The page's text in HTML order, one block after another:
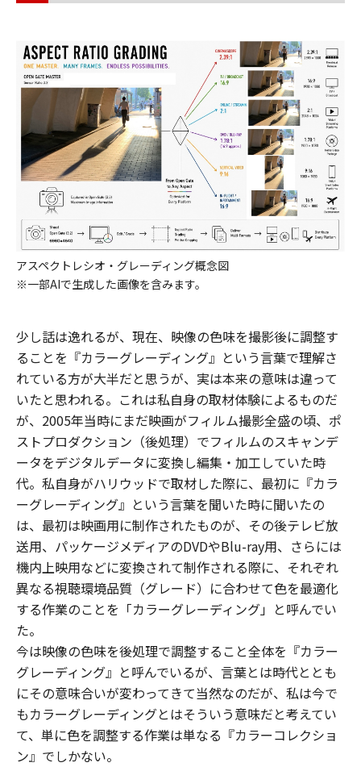
アスペクトレシオ・グレーディング概念図
※一部AIで生成した画像を含みます。
少し話は逸れるが、現在、映像の色味を撮影後に調整す
ることを『カラーグレーディング』という言葉で理解さ
れている方が大半だと思うが、実は本来の意味は違って
いたと思われる。これは私自身の取材体験によるものだ
が、2005年当時にまだ映画がフィルム撮影全盛の頃、ポ
ストプロダクション（後処理）でフィルムのスキャンデ
ータをデジタルデータに変換し編集・加工していた時
代。私自身がハリウッドで取材した際に、最初に『カラ
ーグレーディング』という言葉を聞いた時に聞いたの
は、最初は映画用に制作されたものが、その後テレビ放
送用、パッケージメディアのDVDやBlu-ray用、さらには
機内上映用などに変換されて制作される際に、それぞれ
異なる視聴環境品質（グレード）に合わせて色を最適化
する作業のことを「カラーグレーディング」と呼んでい
た。
今は映像の色味を後処理で調整すること全体を『カラー
グレーディング』と呼んでいるが、言葉とは時代ととも
にその意味合いが変わってきて当然なのだが、私は今で
もカラーグレーディングとはそういう意味だと考えてい
て、単に色を調整する作業は単なる『カラーコレクショ
ン』でしかない。